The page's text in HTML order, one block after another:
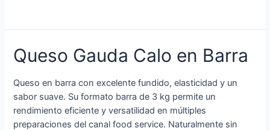
Queso Gauda Calo en Barra
Queso en barra con excelente fundido, elasticidad y un
sabor suave. Su formato barra de 3 kg permite un
rendimiento eficiente y versatilidad en múltiples
preparaciones del canal food service. Naturalmente sin